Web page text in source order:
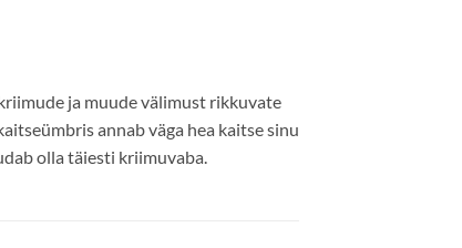
ja muude välimust rikkuvate
annab väga hea kaitse sinu
olla täiesti kriimuvaba.